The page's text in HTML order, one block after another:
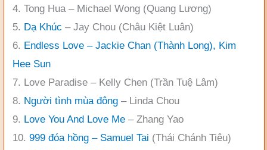
4. Tong Hua – Michael Wong (Quang Lương)
5. Dạ Khúc – Jay Chou (Châu Kiệt Luân)
6. Endless Love – Jackie Chan (Thành Long), Kim
Hee Sun
7. Love Paradise – Kelly Chen (Trần Tuệ Lâm)
8. Người tình mùa đông – Linda Chou
9. Love You And Love Me – Zhang Yao
10. 999 đóa hồng – Samuel Tai (Thái Chánh Tiêu)